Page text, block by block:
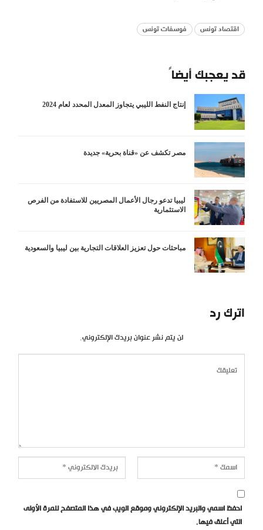
اقتصاد تونس فوسفات تونس
قد يعجبك أيضاً
إنتاج النفط الليبي يتجاوز المعدل المحدد لعام 2024
مصر تكشف عن «قناة بحرية» جديدة
ليبيا تدعو رجال الأعمال المصريين للاستفادة من الفرص
الاستثمارية
مباحثات حول تعزيز العلاقات التجارية بين ليبيا والسعودية
اترك رد
لن يتم نشر عنوان بريدك الإلكتروني.
احفظ اسمي والبريد الإلكتروني وموقع الويب في هذا المتصفح للمرة الأولى
التي أعلق فيها.